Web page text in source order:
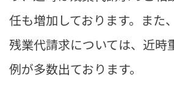
任も増加しております。また
残業代請求については、近時
例が多数出ております。